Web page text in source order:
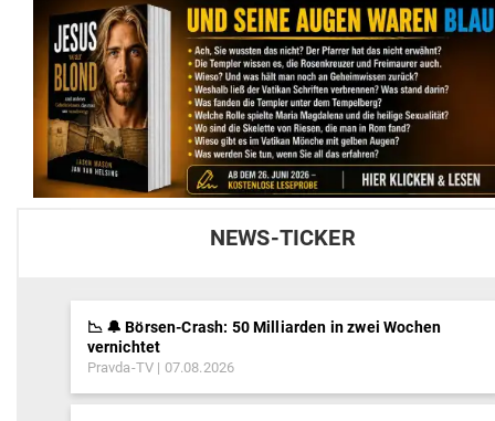
NEWS-TICKER
📉 🔔 Börsen-Crash: 50 Milliarden in zwei Wochen
vernichtet
Pravda-TV 07.08.2026